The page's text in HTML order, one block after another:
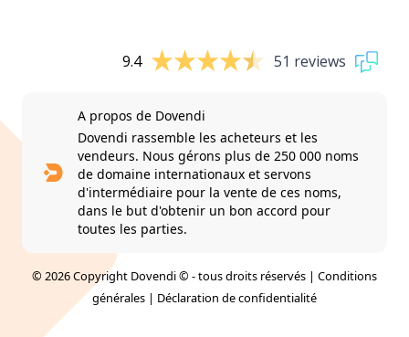
9.4 51 reviews
A propos de Dovendi
Dovendi rassemble les acheteurs et les
vendeurs. Nous gérons plus de 250 000 noms
de domaine internationaux et servons
d'intermédiaire pour la vente de ces noms,
dans le but d'obtenir un bon accord pour
toutes les parties.
© 2026 Copyright Dovendi © - tous droits réservés | Conditions
générales | Déclaration de confidentialité